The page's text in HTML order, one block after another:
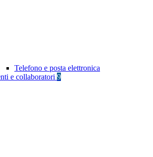
Telefono e posta elettronica
e collaboratori 9